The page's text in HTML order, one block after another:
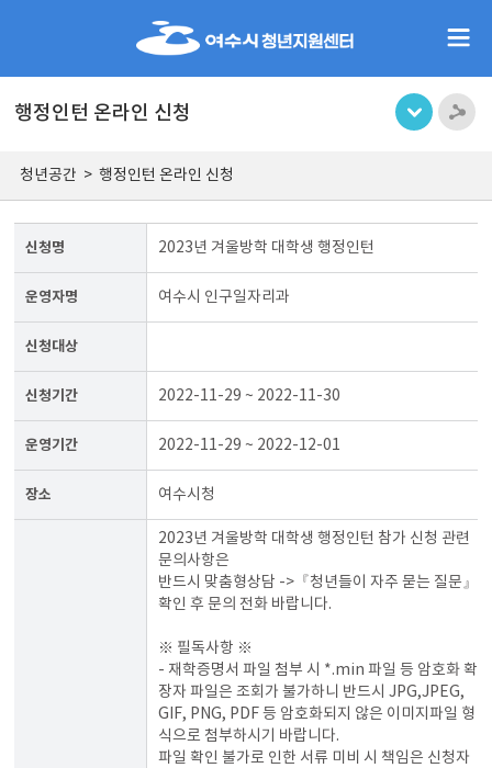
행정인턴 온라인 신청
청년공간 > 행정인턴 온라인 신청
신청명 2023년 겨울방학 대학생 행정인턴
운영자명 여수시 인구일자리과
신청대상
신청기간 2022-11-29 ~ 2022-11-30
운영기간 2022-11-29 ~ 2022-12-01
장소 여수시청
2023년 겨울방학 대학생 행정인턴 참가 신청 관련
문의사항은
반드시 맞춤형상담 ->『청년들이 자주 묻는 질문』
확인 후 문의 전화 바랍니다.
※ 필독사항 ※
- 재학증명서 파일 첨부 시 *.min 파일 등 암호화 확
장자 파일은 조회가 불가하니 반드시 JPG,JPEG,
GIF, PNG, PDF 등 암호화되지 않은 이미지파일 형
식으로 첨부하시기 바랍니다.
파일 확인 불가로 인한 서류 미비 시 책임은 신청자